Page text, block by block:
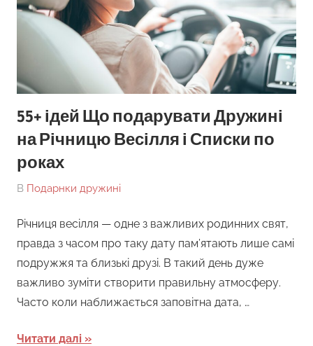
55+ ідей Що подарувати Дружині
на Річницю Весілля і Списки по
роках
On
By
В Подарнки дружині
Річниця весілля — одне з важливих родинних свят,
правда з часом про таку дату пам’ятають лише самі
подружжя та близькі друзі. В такий день дуже
важливо зуміти створити правильну атмосферу.
Часто коли наближається заповітна дата, …
Читати далі